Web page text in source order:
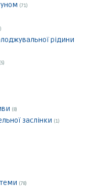
(71)
рідини
(5)
(8)
заслінки (1)
(78)